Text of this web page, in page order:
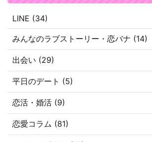
LINE (34)
みんなのラブストーリー・恋バナ (14)
出会い (29)
平日のデート (5)
恋活・婚活 (9)
恋愛コラム (81)